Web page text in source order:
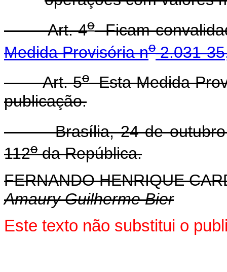
Art. 4oFicam
Medida Provisória no2.031-
Art. 5oEsta Medida
publicação.
Brasília, 24 de outubro
112oda República.
FERNANDO HENRIQUE
Amaury Guilherme Bier
Este texto não substitui o